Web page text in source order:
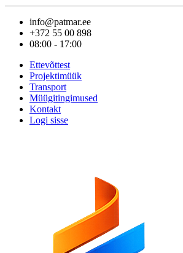
info@patmar.ee
+372 55 00 898
08:00 - 17:00
Ettevõttest
Projektimüük
Transport
Müügitingimused
Kontakt
Logi sisse